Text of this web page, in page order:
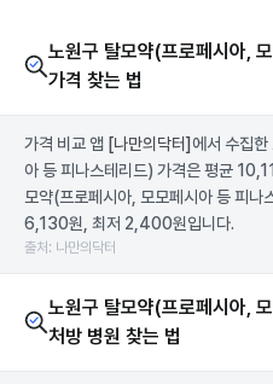
노원구 탈모약(프로페시아,
가격 찾는 법
가격 비교 앱 [나만의닥터] 에서 수집
아 등 피나스테리드) 가격은 평균
모약(프로페시아, 모모페시아 등 피나
6,130원, 최저 2,400원입니다.
출처: 나만의닥터
노원구 탈모약(프로페시아,
처방 병원 찾는 법